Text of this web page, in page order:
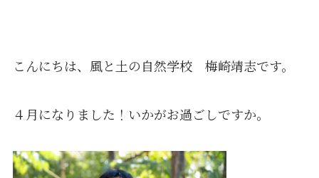
こんにちは、風と土の自然学校 梅崎靖志です。
４月になりました！いかがお過ごしですか。